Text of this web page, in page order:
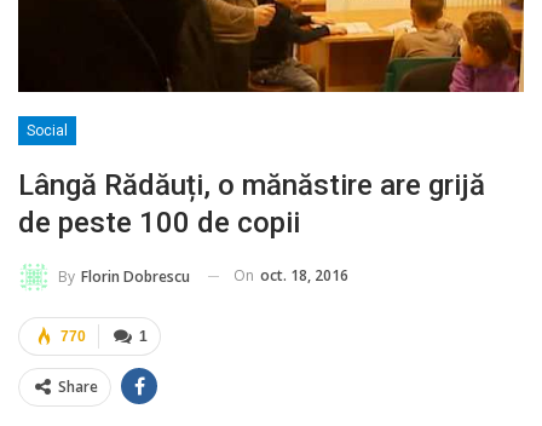
Social
Lângă Rădăuți, o mănăstire are grijă
de peste 100 de copii
By Florin Dobrescu On oct. 18, 2016
1
770
Share